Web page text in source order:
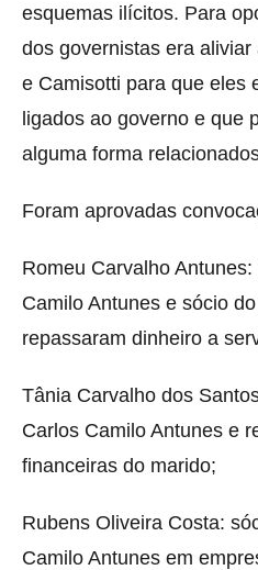
esquemas ilícitos. Para
dos governistas era
e Camisotti para que eles
ligados ao governo e que
alguma forma
Foram aprovadas
Romeu Carvalho
Camilo Antunes e sócio
repassaram dinheiro a
Tânia Carvalho dos
Carlos Camilo Antunes e
financeiras do marido;
Rubens Oliveira Costa:
Camilo Antunes em